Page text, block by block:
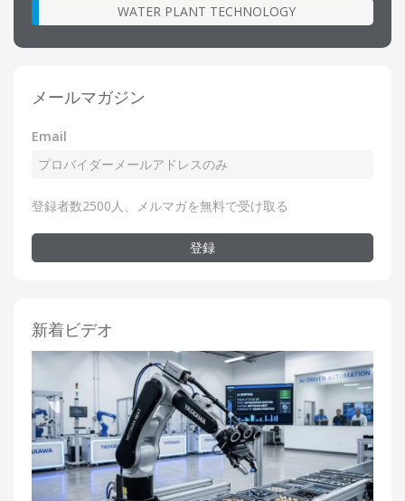
WATER PLANT TECHNOLOGY
メールマガジン
Email
登録者数2500人、メルマガを無料で受け取る
登録
新着ビデオ